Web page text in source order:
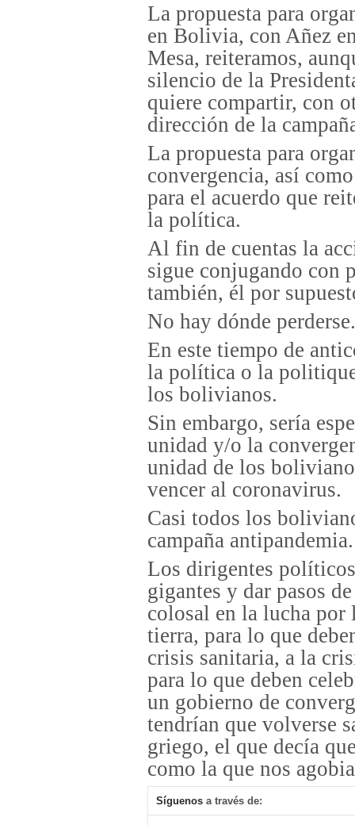
La propuesta para
en Bolivia, con Añez
Mesa, reiteramos,
silencio de la
quiere compartir, con
dirección de la
La propuesta para
convergencia, así
para el acuerdo que
la política.
Al fin de cuentas la
sigue conjugando con
también, él por
No hay dónde perderse.
En este tiempo de
la política o la
los bolivianos.
Sin embargo, sería
unidad y/o la
unidad de los
vencer al coronavirus.
Casi todos los
campaña antipandemia.
Los dirigentes
gigantes y dar pasos
colosal en la lucha
tierra, para lo que
crisis sanitaria, a la
para lo que deben
un gobierno de
tendrían que volverse
griego, el que decía
como la que nos
Síguenos a través de: